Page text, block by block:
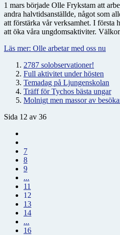
1 mars började Olle Frykstam att
andra halvtidsanställde, något som
att förstärka vår verksamhet. I första
att öka våra ungdomsaktiviter.
Läs mer: Olle arbetar med oss nu
2787 solobservationer!
Full aktivitet under hösten
Temadag på Ljungenskolan
Träff för Tychos bästa ungar
Molnigt men massor av
Sida 12 av 36
7
8
9
...
11
12
13
14
...
16